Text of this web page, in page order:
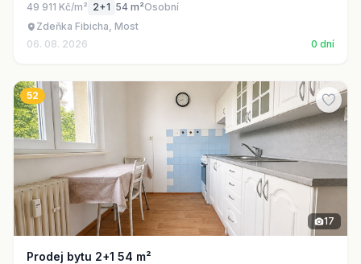
49 911 Kč/m² 2+1 54 m²Osobní
Zdeňka Fibicha, Most
06. 08. 2026
0 dní
52
17
Prodej bytu 2+1 54 m²